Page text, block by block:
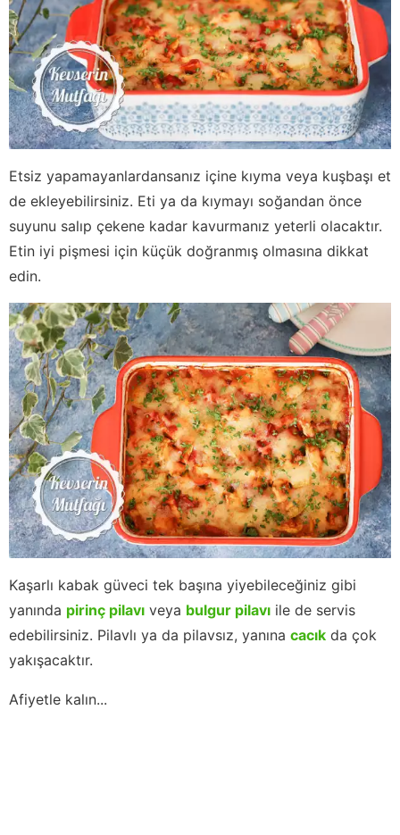
Etsiz yapamayanlardansanız içine kıyma veya kuşbaşı et
de ekleyebilirsiniz. Eti ya da kıymayı soğandan önce
suyunu salıp çekene kadar kavurmanız yeterli olacaktır.
Etin iyi pişmesi için küçük doğranmış olmasına dikkat
edin.
Kaşarlı kabak güveci tek başına yiyebileceğiniz gibi
yanında pirinç pilavı veya bulgur pilavı ile de servis
edebilirsiniz. Pilavlı ya da pilavsız, yanına cacık da çok
yakışacaktır.
Afiyetle kalın...